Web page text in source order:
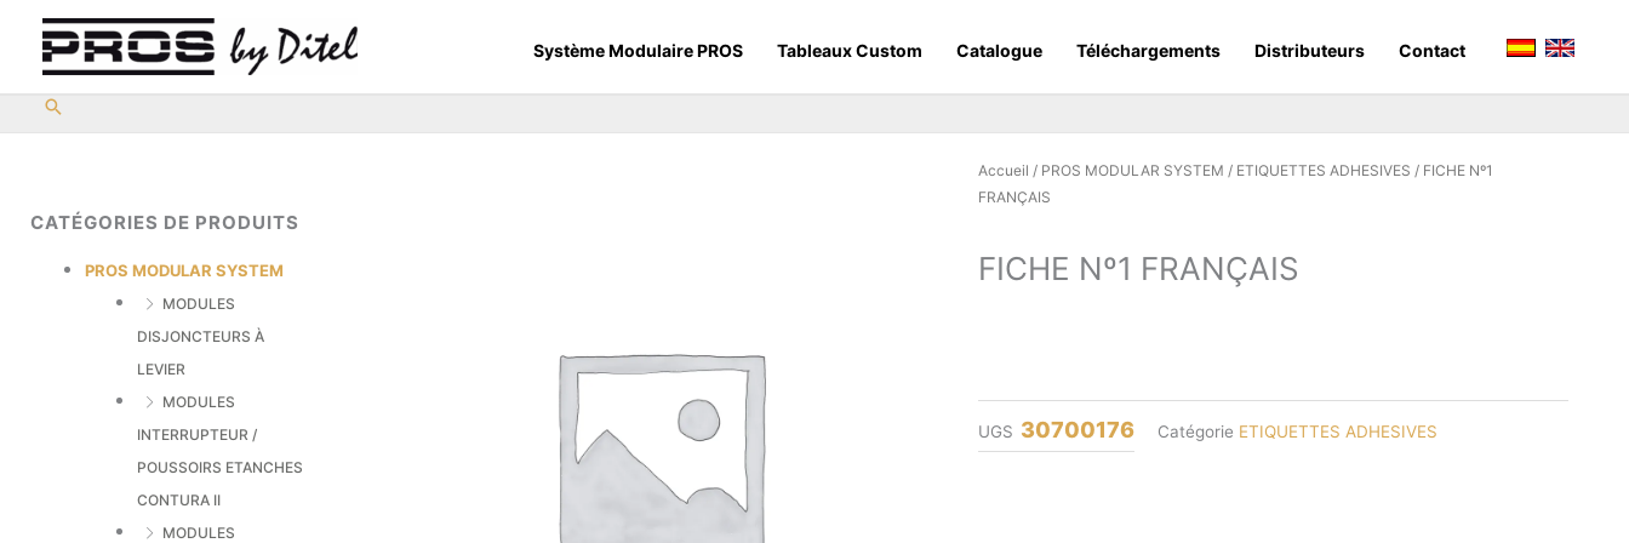
contenu
Système Modulaire PROS Tableaux Custom Catalogue Téléchargements Distributeurs Contact
CATÉGORIES DE PRODUITS
PROS MODULAR SYSTEM
MODULES
DISJONCTEURS À
LEVIER
MODULES
INTERRUPTEUR /
POUSSOIRS ETANCHES
CONTURA II
MODULES
Accueil / PROS MODULAR SYSTEM / ETIQUETTES ADHESIVES / FICHE Nº1
FRANÇAIS
FICHE Nº1 FRANÇAIS
UGS 30700176 Catégorie ETIQUETTES ADHESIVES